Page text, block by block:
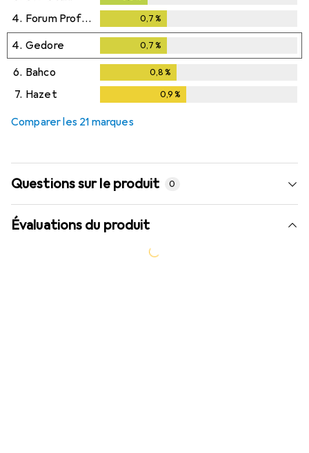
4. Forum Professional Solutions 0,7%
4. Gedore 0,7%
6. Bahco 0,8%
7. Hazet 0,9%
Comparer les 21 marques
Questions sur le produit 0
Évaluations du produit